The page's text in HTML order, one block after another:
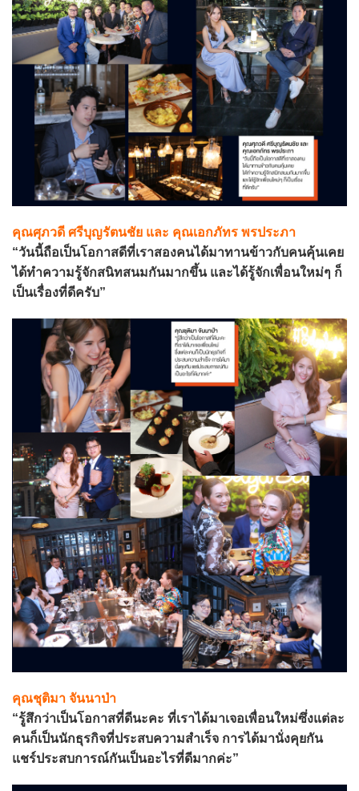
คุณศุภวดี ศรีบุญรัตนชัย และ คุณเอกภัทร พรประภา
“วันนี้ถือเป็นโอกาสดีที่เราสองคนได้มาทานข้าวกับคนคุ้นเคย
ได้ทำความรู้จักสนิทสนมกันมากขึ้น และได้รู้จักเพื่อนใหม่ๆ ก็
เป็นเรื่องที่ดีครับ”
คุณชุติมา จันนาป่า
“รู้สึกว่าเป็นโอกาสที่ดีนะคะ ที่เราได้มาเจอเพื่อนใหม่ซึ่งแต่ละ
คนก็เป็นนักธุรกิจที่ประสบความสำเร็จ การได้มานั่งคุยกัน
แชร์ประสบการณ์กันเป็นอะไรที่ดีมากค่ะ”